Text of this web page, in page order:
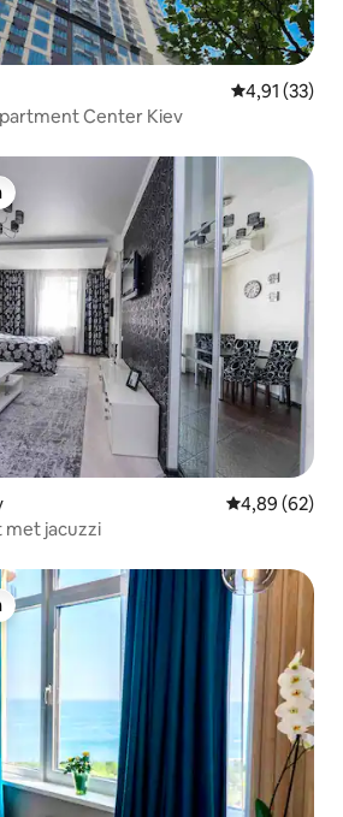
Gemiddelde
4,91 (33)
Center Kiev
Gemiddelde
4,89 (62)
jacuzzi